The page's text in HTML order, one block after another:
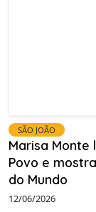
SÃO JOÃO
Marisa Monte
Povo e
do Mundo
12/06/2026